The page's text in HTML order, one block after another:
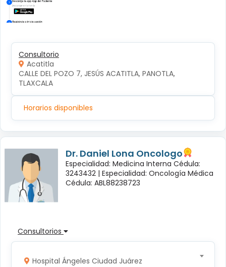
Consultorio
Acatitla
CALLE DEL POZO 7, JESÚS ACATITLA, PANOTLA,
TLAXCALA
Horarios disponibles
Dr. Daniel Lona Oncologo
Especialidad: Medicina Interna Cédula:
3243432 | Especialidad: Oncología Médica
Cédula: ABL88238723
Consultorios
Hospital Ángeles Ciudad Juárez